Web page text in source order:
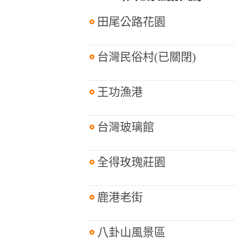
田尾公路花園
台灣民俗村(已關閉)
王功漁港
台灣玻璃館
全得玫瑰莊園
鹿港老街
八卦山風景區